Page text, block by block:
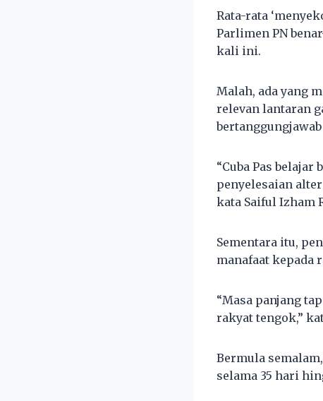
Rata-rata
Parlimen PN
kali ini.
Malah, ada yang
relevan lantaran
“Cuba Pas
penyelesaian
kata Saiful Izham
Sementara itu,
manafaat kepada
“Masa panjang
rakyat tengok,”
Bermula
selama 35 hari